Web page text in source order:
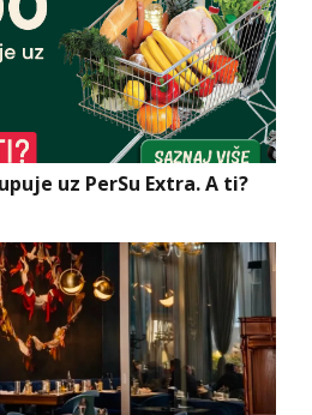
uz PerSu Extra. A ti?